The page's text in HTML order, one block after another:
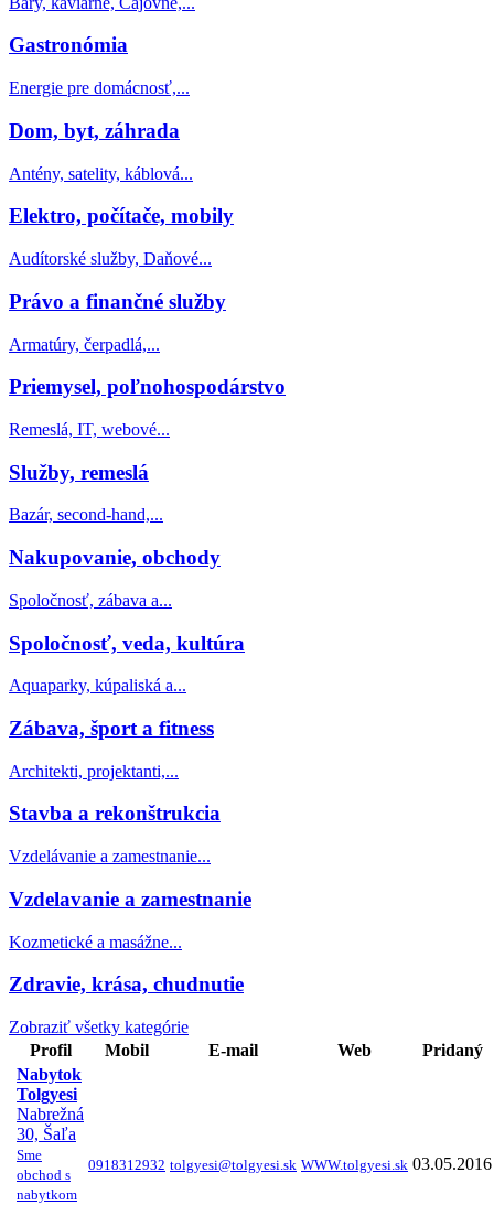
Gastronómia
Energie pre domácnosť,...
Dom, byt, záhrada
Antény, satelity, káblová...
Elektro, počítače, mobily
Audítorské služby, Daňové...
Právo a finančné služby
Armatúry, čerpadlá,...
Priemysel, poľnohospodárstvo
Remeslá, IT, webové...
Služby, remeslá
Bazár, second-hand,...
Nakupovanie, obchody
Spoločnosť, zábava a...
Spoločnosť, veda, kultúra
Aquaparky, kúpaliská a...
Zábava, šport a fitness
Architekti, projektanti,...
Stavba a rekonštrukcia
Vzdelávanie a zamestnanie...
Vzdelavanie a zamestnanie
Kozmetické a masážne...
Zdravie, krása, chudnutie
Zobraziť všetky kategórie
Profil
Mobil E-mail Web
Pridaný
Nabytok
Tolgyesi
Nabrežná
30, Šaľa
Sme
obchod s
nabytkom
0918312932 tolgyesi@tolgyesi.sk WWW.tolgyesi.sk 03.05.2016